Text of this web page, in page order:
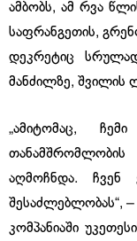
ამბობს, ამ რვა
საფრანგეთის,
დეკრეტიც
მანძილზე, შვილის
„ამიტომაც,
აღმოჩნდა. ჩვენ
შესაძლებლობას“, –
კომპანიაში